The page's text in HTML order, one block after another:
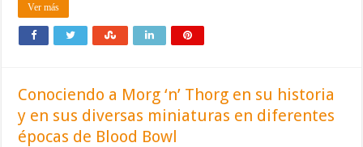
Ver más
Conociendo a Morg ‘n’ Thorg en su historia
y en sus diversas miniaturas en diferentes
épocas de Blood Bowl